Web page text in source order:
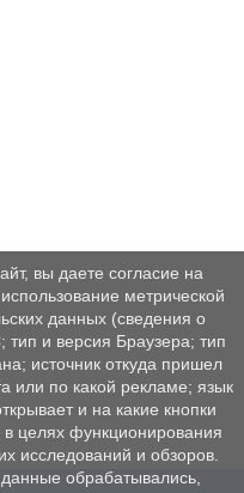
вы даете согласие на
метрической
данных (сведения о
и версия Браузера; тип
источник откуда пришел
или по какой рекламе; язык
и на какие кнопки
целях функционирования
исследований и обзоров.
обрабатывались,